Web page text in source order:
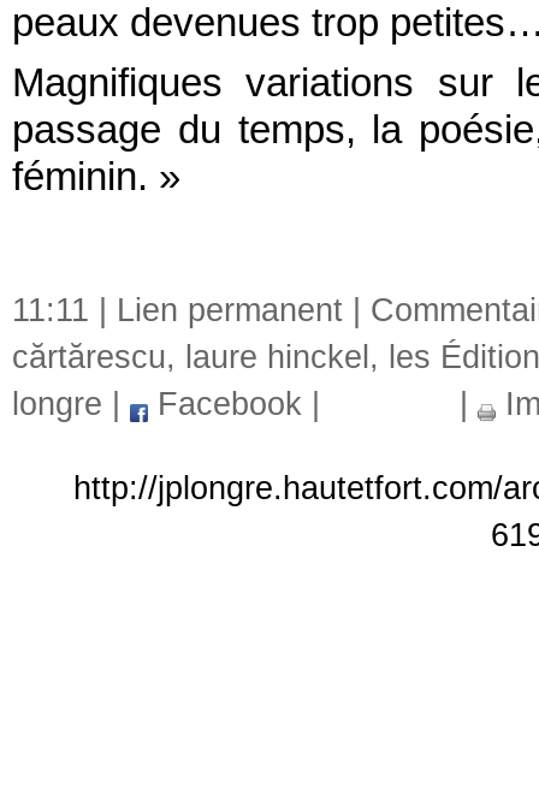
peaux devenues trop
Magnifiques variations sur
passage du temps, la
féminin. »
11:11 | Lien permanent
cărtărescu, laure hinckel , les
longre
Facebook
http://jplongre.hautetfort.com/